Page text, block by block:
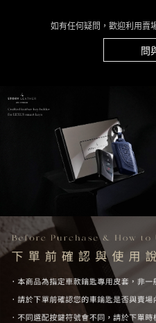
如有任何疑問，歡迎利用賣
問